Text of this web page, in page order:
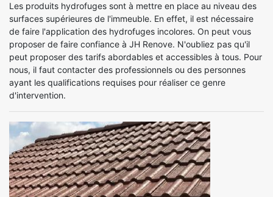
Les produits hydrofuges sont à mettre en place au niveau des
surfaces supérieures de l'immeuble. En effet, il est nécessaire
de faire l'application des hydrofuges incolores. On peut vous
proposer de faire confiance à JH Renove. N'oubliez pas qu'il
peut proposer des tarifs abordables et accessibles à tous. Pour
nous, il faut contacter des professionnels ou des personnes
ayant les qualifications requises pour réaliser ce genre
d'intervention.